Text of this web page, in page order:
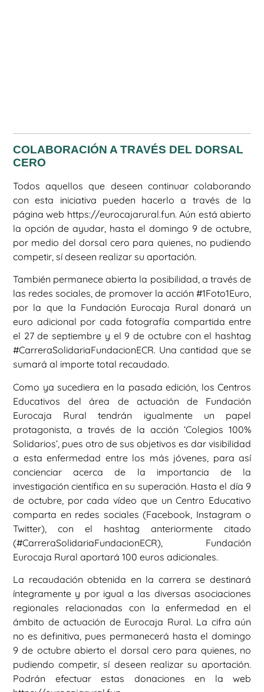
COLABORACIÓN A TRAVÉS DEL DORSAL
CERO
Todos aquellos que deseen continuar colaborando
con esta iniciativa pueden hacerlo a través de la
página web https://eurocajarural.fun. Aún está abierto
la opción de ayudar, hasta el domingo 9 de octubre,
por medio del dorsal cero para quienes, no pudiendo
competir, sí deseen realizar su aportación.
También permanece abierta la posibilidad, a través de
las redes sociales, de promover la acción #1Foto1Euro,
por la que la Fundación Eurocaja Rural donará un
euro adicional por cada fotografía compartida entre
el 27 de septiembre y el 9 de octubre con el hashtag
#CarreraSolidariaFundacionECR. Una cantidad que se
sumará al importe total recaudado.
Como ya sucediera en la pasada edición, los Centros
Educativos del área de actuación de Fundación
Eurocaja Rural tendrán igualmente un papel
protagonista, a través de la acción ‘Colegios 100%
Solidarios’, pues otro de sus objetivos es dar visibilidad
a esta enfermedad entre los más jóvenes, para así
concienciar acerca de la importancia de la
investigación científica en su superación. Hasta el día 9
de octubre, por cada vídeo que un Centro Educativo
comparta en redes sociales (Facebook, Instagram o
Twitter), con el hashtag anteriormente citado
(#CarreraSolidariaFundacionECR), Fundación
Eurocaja Rural aportará 100 euros adicionales.
La recaudación obtenida en la carrera se destinará
íntegramente y por igual a las diversas asociaciones
regionales relacionadas con la enfermedad en el
ámbito de actuación de Eurocaja Rural. La cifra aún
no es definitiva, pues permanecerá hasta el domingo
9 de octubre abierto el dorsal cero para quienes, no
pudiendo competir, sí deseen realizar su aportación.
Podrán efectuar estas donaciones en la web